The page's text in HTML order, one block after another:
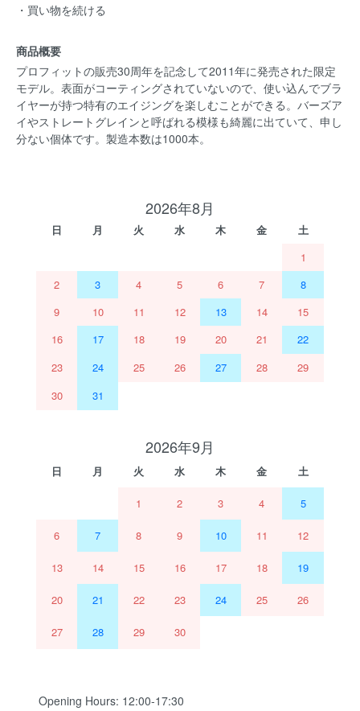
・買い物を続ける
商品概要
プロフィットの販売30周年を記念して2011年に発売された限定
モデル。表面がコーティングされていないので、使い込んでブラ
イヤーが持つ特有のエイジングを楽しむことができる。バーズア
イやストレートグレインと呼ばれる模様も綺麗に出ていて、申し
分ない個体です。製造本数は1000本。
2026年8月
日 月 火 水 木 金
土
1
2
3 4 5 6 7
8
9
10 11 12 13 14
15
16
17 18 19 20 21
22
23
24 25 26 27 28
29
30
31
2026年9月
日 月 火 水 木 金 土
1 2 3 4 5
6 7 8 9 10 11 12
13 14 15 16 17 18 19
20 21 22 23 24 25 26
27 28 29 30
Opening Hours: 12:00-17:30